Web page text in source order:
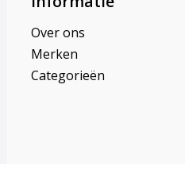
Over ons
Merken
Categorieën